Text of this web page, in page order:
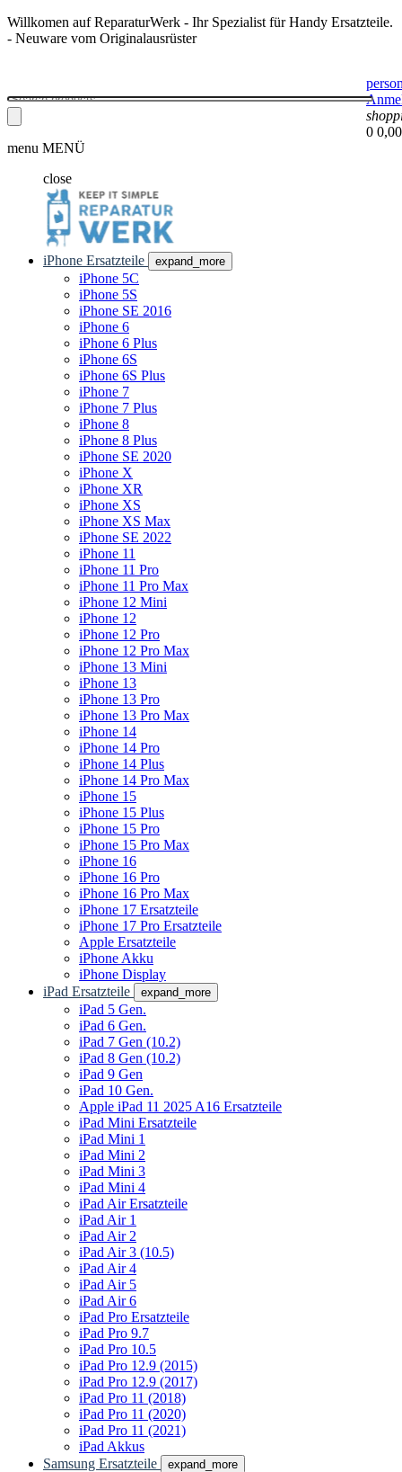
Willkomen auf ReparaturWerk - Ihr Spezialist für Handy Ersatzteile.
- Neuware vom Originalausrüster
0
menu MENÜ
close
iPhone Ersatzteile expand_more
iPhone 5C
iPhone 5S
iPhone SE 2016
iPhone 6
iPhone 6 Plus
iPhone 6S
iPhone 6S Plus
iPhone 7
iPhone 7 Plus
iPhone 8
iPhone 8 Plus
iPhone SE 2020
iPhone X
iPhone XR
iPhone XS
iPhone XS Max
iPhone SE 2022
iPhone 11
iPhone 11 Pro
iPhone 11 Pro Max
iPhone 12 Mini
iPhone 12
iPhone 12 Pro
iPhone 12 Pro Max
iPhone 13 Mini
iPhone 13
iPhone 13 Pro
iPhone 13 Pro Max
iPhone 14
iPhone 14 Pro
iPhone 14 Plus
iPhone 14 Pro Max
iPhone 15
iPhone 15 Plus
iPhone 15 Pro
iPhone 15 Pro Max
iPhone 16
iPhone 16 Pro
iPhone 16 Pro Max
iPhone 17 Ersatzteile
iPhone 17 Pro Ersatzteile
Apple Ersatzteile
iPhone Akku
iPhone Display
iPad Ersatzteile
expand_more
iPad 5 Gen.
iPad 6 Gen.
iPad 7 Gen (10.2)
iPad 8 Gen (10.2)
iPad 9 Gen
iPad 10 Gen.
Apple iPad 11 2025 A16 Ersatzteile
iPad Mini Ersatzteile
iPad Mini 1
iPad Mini 2
iPad Mini 3
iPad Mini 4
iPad Air Ersatzteile
iPad Air 1
iPad Air 2
iPad Air 3 (10.5)
iPad Air 4
iPad Air 5
iPad Air 6
iPad Pro Ersatzteile
iPad Pro 9.7
iPad Pro 10.5
iPad Pro 12.9 (2015)
iPad Pro 12.9 (2017)
iPad Pro 11 (2018)
iPad Pro 11 (2020)
iPad Pro 11 (2021)
iPad Akkus
Samsung Ersatzteile
expand_more